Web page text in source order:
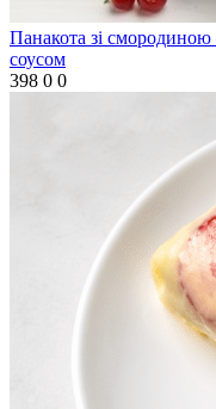
Панакота зі
соусом
398 0 0